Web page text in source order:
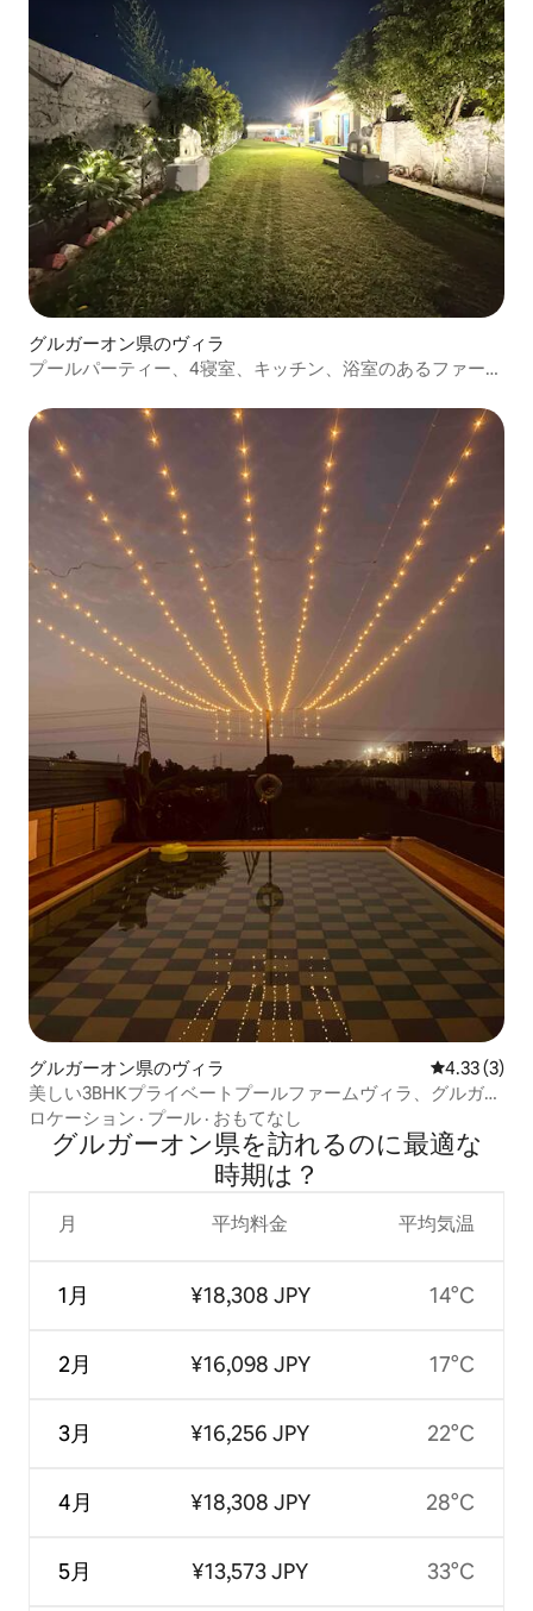
グルガーオン県のヴィラ
プールパーティー、4寝室、キッチン、浴室のあるファーム
グルガーオン県のヴィラ レビュー3
4.33 (3)
美しい3BHKプライベートプールファームヴィラ、グルガオ
ン
ロケーション · プール · おもてなし
グルガーオン県を訪⁠れ⁠るの⁠に最⁠適⁠な
時⁠期⁠は⁠？
月
1月
2月
3月
4月
5月
平均料金
¥18,308 JPY
¥16,098 JPY
¥16,256 JPY
¥18,308 JPY
¥13,573 JPY
平均気温
14°C
17°C
22°C
28°C
33°C